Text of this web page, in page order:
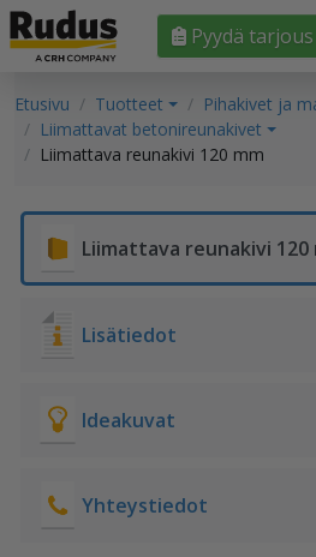
Pyydä tarjous
Etusivu Tuotteet
Pihakivet ja
Liimattavat betonireunakivet
Liimattava reunakivi 120 mm
Liimattava reunakivi 120
Lisätiedot
Ideakuvat
Yhteystiedot